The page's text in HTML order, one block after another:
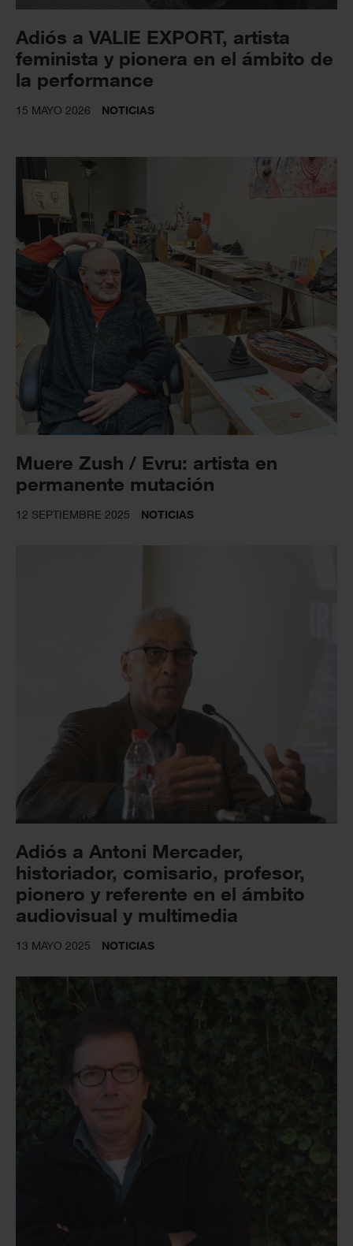
Adiós a VALIE EXPORT, artista
feminista y pionera en el ámbito de
la performance
15 MAYO 2026 NOTICIAS
Muere Zush / Evru: artista en
permanente mutación
12 SEPTIEMBRE 2025 NOTICIAS
Adiós a Antoni Mercader,
historiador, comisario, profesor,
pionero y referente en el ámbito
audiovisual y multimedia
13 MAYO 2025 NOTICIAS